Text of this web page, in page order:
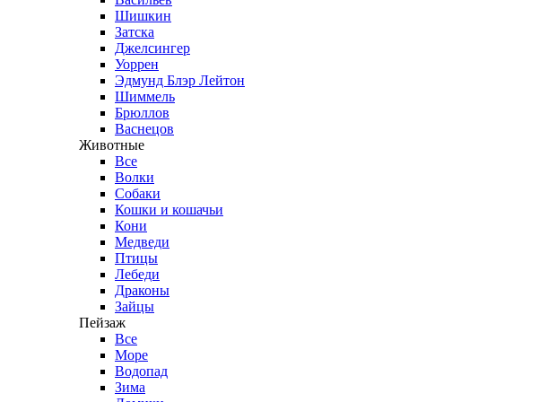
Шишкин
Затска
Джелсингер
Уоррен
Эдмунд Блэр Лейтон
Шиммель
Брюллов
Васнецов
Животные
Все
Волки
Собаки
Кошки и кошачьи
Кони
Медведи
Птицы
Лебеди
Драконы
Зайцы
Пейзаж
Все
Море
Водопад
Зима